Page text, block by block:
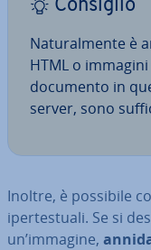
Consiglio
Na­tu­ral­men­te è
HTML o
documento in
server, sono
Inoltre, è possibile
iper­te­stua­li. Se si
un’immagine,